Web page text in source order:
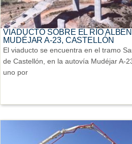
VIADUCTO SOBRE EL RÍO
MUDÉJAR A-23, CASTELLÓN
El viaducto se encuentra en el tramo
de Castellón, en la autovía Mudéjar A-
uno por